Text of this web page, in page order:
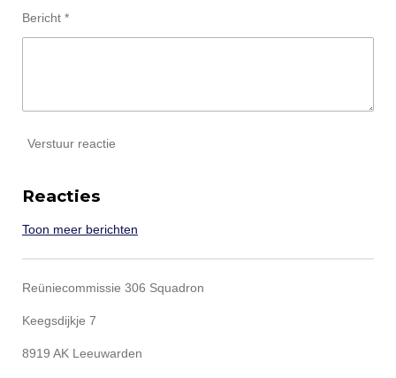
Bericht *
Verstuur reactie
Reacties
Toon meer berichten
Reüniecommissie 306 Squadron
Keegsdijkje 7
8919 AK Leeuwarden